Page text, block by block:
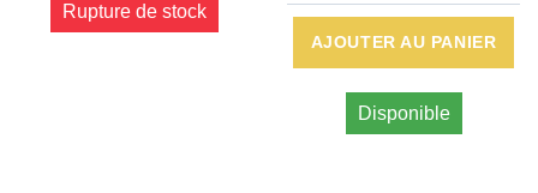
Rupture de stock
AJOUTER AU PANIER
Disponible